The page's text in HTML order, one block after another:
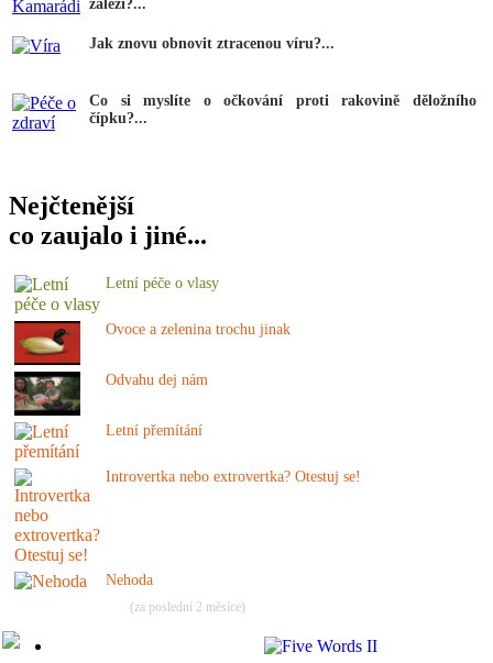
záleží?...
Jak znovu obnovit ztracenou víru?...
Co si myslíte o očkování proti rakovině děložního
čípku?...
Nejčtenější
co zaujalo i jiné...
Letní péče o vlasy
Ovoce a zelenina trochu jinak
Odvahu dej nám
Letní přemítání
Introvertka nebo extrovertka? Otestuj se!
Nehoda
(za poslední 2 měsíce)